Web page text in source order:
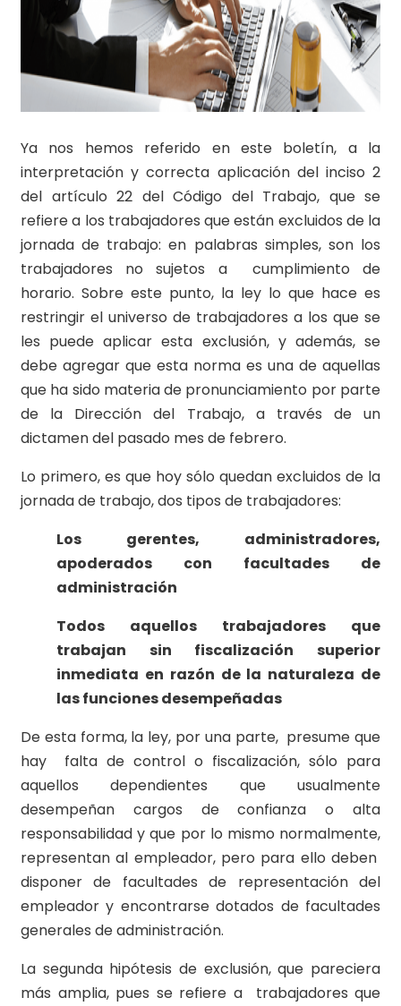
Ya nos hemos referido en este boletín, a la
interpretación y correcta aplicación del inciso 2
del artículo 22 del Código del Trabajo, que se
refiere a los trabajadores que están excluidos de la
jornada de trabajo: en palabras simples, son los
trabajadores no sujetos a cumplimiento de
horario. Sobre este punto, la ley lo que hace es
restringir el universo de trabajadores a los que se
les puede aplicar esta exclusión, y además, se
debe agregar que esta norma es una de aquellas
que ha sido materia de pronunciamiento por parte
de la Dirección del Trabajo, a través de un
dictamen del pasado mes de febrero.
Lo primero, es que hoy sólo quedan excluidos de la
jornada de trabajo, dos tipos de trabajadores:
Los gerentes, administradores,
apoderados con facultades de
administración
Todos aquellos trabajadores que
trabajan sin fiscalización superior
inmediata en razón de la naturaleza de
las funciones desempeñadas
De esta forma, la ley, por una parte, presume que
hay falta de control o fiscalización, sólo para
aquellos dependientes que usualmente
desempeñan cargos de confianza o alta
responsabilidad y que por lo mismo normalmente,
representan al empleador, pero para ello deben
disponer de facultades de representación del
empleador y encontrarse dotados de facultades
generales de administración.
La segunda hipótesis de exclusión, que pareciera
más amplia, pues se refiere a trabajadores que